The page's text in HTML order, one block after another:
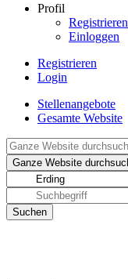
Profil
Registrieren
Einloggen
Registrieren
Login
Stellenangebote
Gesamte Website